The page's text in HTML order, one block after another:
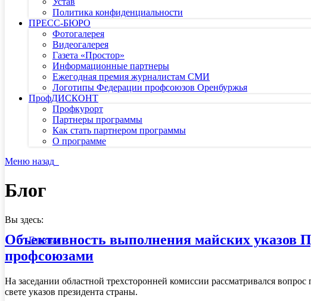
Политика конфиденциальности
ПРЕСС-БЮРО
Фотогалерея
Видеогалерея
Газета «Простор»
Информационные партнеры
Ежегодная премия журналистам СМИ
Логотипы Федерации профсоюзов Оренбуржья
ПрофДИСКОНТ
Профкурорт
Партнеры программы
Как стать партнером программы
О программе
Меню назад
Блог
Вы здесь:
Главная
Объективность выполнения майских указов
профсоюзами
На заседании областной трехсторонней комиссии рассматривался
свете указов президента страны.